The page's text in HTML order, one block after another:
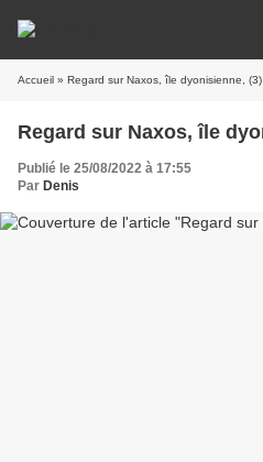
Accueil » Regard sur Naxos, île dyonisienne, (3)
Publié le 25/08/2022 à 17:55
Par Denis